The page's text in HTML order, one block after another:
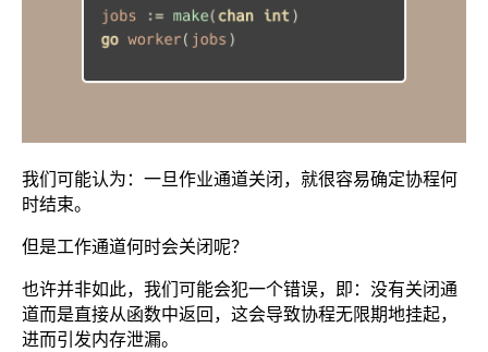
我们可能认为：一旦作业通道关闭，就很容易确定协程何
时结束。
但是工作通道何时会关闭呢？
也许并非如此，我们可能会犯一个错误，即：没有关闭通
道而是直接从函数中返回，这会导致协程无限期地挂起，
进而引发内存泄漏。